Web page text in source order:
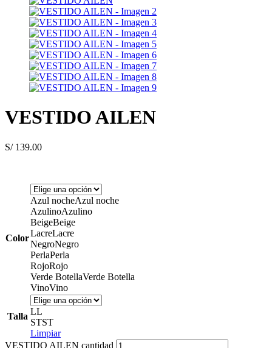
VESTIDO AILEN
S/139.00
Color
Azul nocheAzul noche
AzulinoAzulino
BeigeBeige
LacreLacre
NegroNegro
PerlaPerla
RojoRojo
Verde BotellaVerde Botella
VinoVino
Talla LL
STST
Limpiar
VESTIDO AILEN cantidad